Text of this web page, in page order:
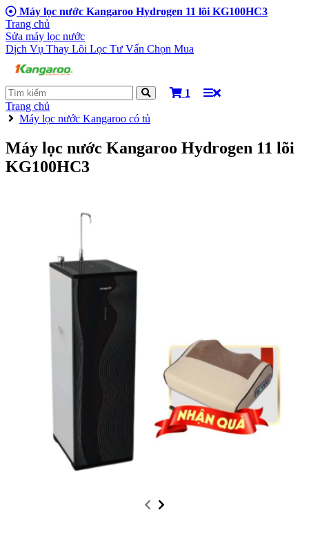
Máy lọc nước Kangaroo Hydrogen 11 lõi KG100HC3
Trang chủ
Sửa máy lọc nước
Dịch Vụ Thay Lõi Lọc Tư Vấn Chọn Mua
1
Trang chủ
Máy lọc nước Kangaroo có tủ
Máy lọc nước Kangaroo Hydrogen 11 lõi
KG100HC3